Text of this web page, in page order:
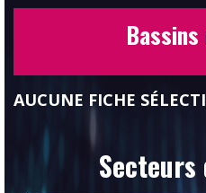
Bassins
AUCUNE FICHE